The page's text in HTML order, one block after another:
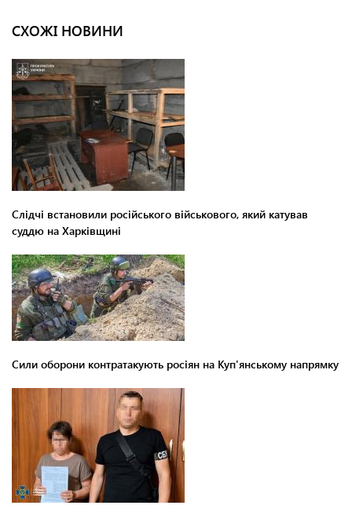
СХОЖІ НОВИНИ
Слідчі встановили російського військового, який катував
суддю на Харківщині
Сили оборони контратакують росіян на Куп'янському напрямку